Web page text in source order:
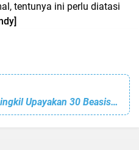
tentunya ini perlu diatasi
Ketua Terpilih MPK Aceh Singkil Upayakan 30 Beasiswa KIP untuk Mahasiswa Aceh Singkil